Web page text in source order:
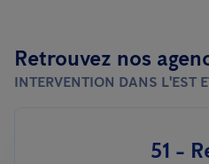
Retrouvez nos
INTERVENTION DANS L'EST
51 -